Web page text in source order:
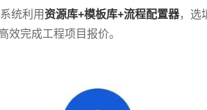
统利用资源库+模板库+流程配置器，选
效完成工程项目报价。